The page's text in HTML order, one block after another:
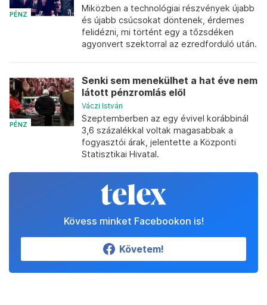
PÉNZ
Miközben a technológiai részvények újabb
és újabb csúcsokat döntenek, érdemes
felidézni, mi történt egy a tőzsdéken
agyonvert szektorral az ezredforduló után.
PÉNZ
Senki sem menekülhet a hat éve nem
látott pénzromlás elől
Váczi István
Szeptemberben az egy évivel korábbinál
3,6 százalékkal voltak magasabbak a
fogyasztói árak, jelentette a Központi
Statisztikai Hivatal.
Kövess minket Facebookon is!
Követem!